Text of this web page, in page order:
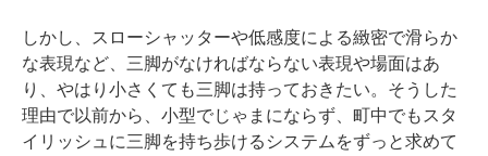
しかし、スローシャッターや低感度による緻密で滑らか
な表現など、三脚がなければならない表現や場面はあ
り、やはり小さくても三脚は持っておきたい。そうした
理由で以前から、小型でじゃまにならず、町中でもスタ
イリッシュに三脚を持ち歩けるシステムをずっと求めて